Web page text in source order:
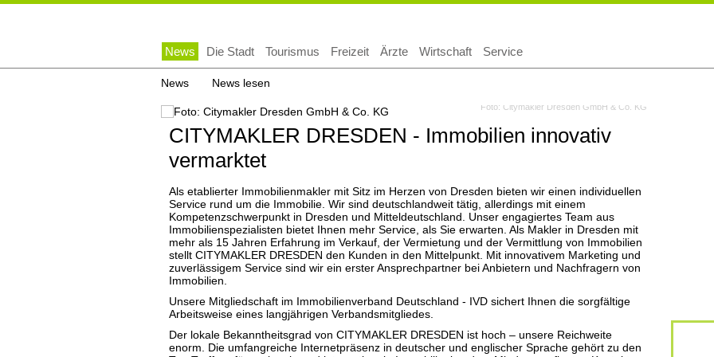
Navigation
überspringen
News Die Stadt Tourismus Freizeit Ärzte Wirtschaft Service
News News lesen
Foto: Citymakler Dresden GmbH & Co. KG
CITYMAKLER DRESDEN - Immobilien innovativ
vermarktet
Als etablierter Immobilienmakler mit Sitz im Herzen von Dresden bieten wir einen individuellen
Service rund um die Immobilie. Wir sind deutschlandweit tätig, allerdings mit einem
Kompetenzschwerpunkt in Dresden und Mitteldeutschland. Unser engagiertes Team aus
Immobilienspezialisten bietet Ihnen mehr Service, als Sie erwarten. Als Makler in Dresden mit
mehr als 15 Jahren Erfahrung im Verkauf, der Vermietung und der Vermittlung von Immobilien
stellt CITYMAKLER DRESDEN den Kunden in den Mittelpunkt. Mit innovativem Marketing und
zuverlässigem Service sind wir ein erster Ansprechpartner bei Anbietern und Nachfragern von
Immobilien.
Unsere Mitgliedschaft im Immobilienverband Deutschland - IVD sichert Ihnen die sorgfältige
Arbeitsweise eines langjährigen Verbandsmitgliedes.
Der lokale Bekanntheitsgrad von CITYMAKLER DRESDEN ist hoch – unsere Reichweite
enorm. Die umfangreiche Internetpräsenz in deutscher und englischer Sprache gehört zu den